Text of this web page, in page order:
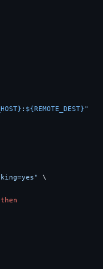
: ${REMOTE_DEST}"
\
then